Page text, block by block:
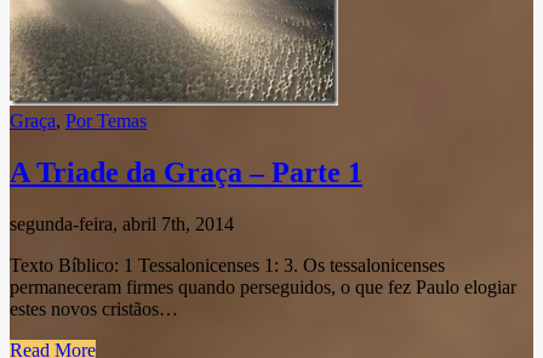
Graça, Por Temas
A Triade da Graça – Parte 1
segunda-feira, abril 7th, 2014
Texto Bíblico: 1 Tessalonicenses 1: 3. Os tessalonicenses
permaneceram firmes quando perseguidos, o que fez Paulo elogiar
estes novos cristãos…
Read More